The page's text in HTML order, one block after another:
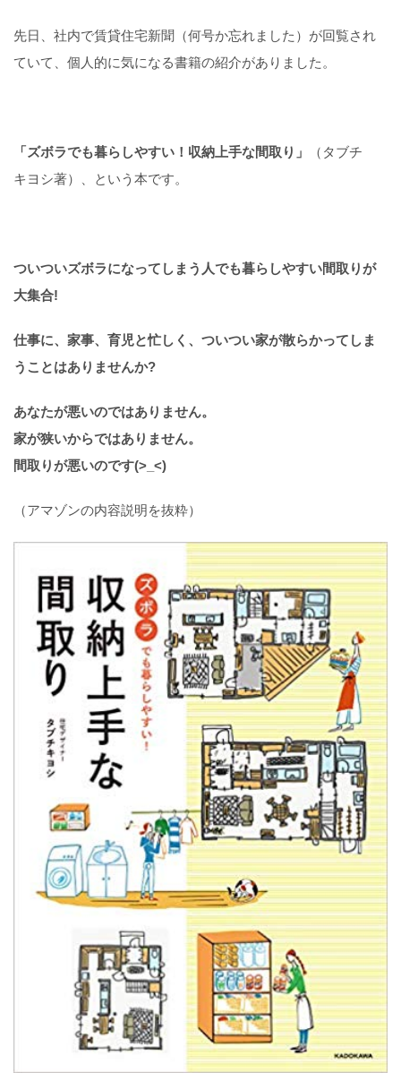
先日、社内で賃貸住宅新聞（何号か忘れました）が回覧され
ていて、個人的に気になる書籍の紹介がありました。
「ズボラでも暮らしやすい！収納上手な間取り」
（タブチ
キヨシ著）、という本です。
ついついズボラになってしまう人でも暮らしやすい間取りが
大集合!
仕事に、家事、育児と忙しく、ついつい家が散らかってしま
うことはありませんか?
あなたが悪いのではありません。
家が狭いからではありません。
間取りが悪いのです(>_<)
（アマゾンの内容説明を抜粋）